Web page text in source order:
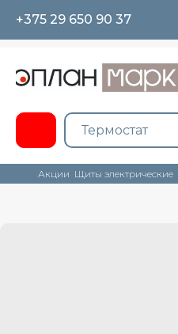
+375 29 650 90 37
Акции Щиты электрические